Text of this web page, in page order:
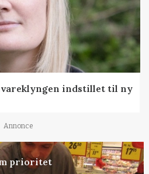
indstillet til ny
Annonce
prioritet